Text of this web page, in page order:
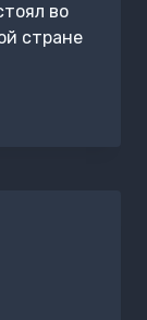
во
стране